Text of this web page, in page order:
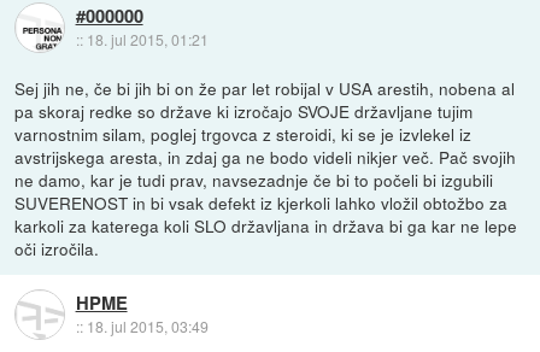
#000000
:: 18. jul 2015, 01:21
Sej jih ne, če bi jih bi on že par let robijal v USA arestih, nobena al
pa skoraj redke so države ki izročajo SVOJE državljane tujim
varnostnim silam, poglej trgovca z steroidi, ki se je izvlekel iz
avstrijskega aresta, in zdaj ga ne bodo videli nikjer več. Pač svojih
ne damo, kar je tudi prav, navsezadnje če bi to počeli bi izgubili
SUVERENOST in bi vsak defekt iz kjerkoli lahko vložil obtožbo za
karkoli za katerega koli SLO državljana in država bi ga kar ne lepe
oči izročila.
HPME
:: 18. jul 2015, 03:49